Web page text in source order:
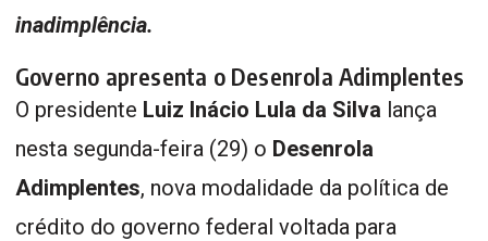
inadimplência.
Governo apresenta o Desenrola Adimplentes
O presidente Luiz Inácio Lula da Silva lança
nesta segunda-feira (29) o Desenrola
Adimplentes, nova modalidade da política de
crédito do governo federal voltada para